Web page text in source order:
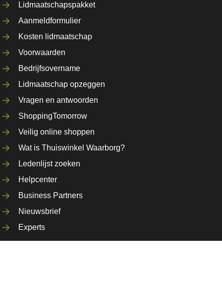
Lidmaatschapspakket
Aanmeldformulier
Kosten lidmaatschap
Voorwaarden
Bedrijfsovername
Lidmaatschap opzeggen
Vragen en antwoorden
ShoppingTomorrow
Veilig online shoppen
Wat is Thuiswinkel Waarborg?
Ledenlijst zoeken
Helpcenter
Business Partners
Nieuwsbrief
Experts